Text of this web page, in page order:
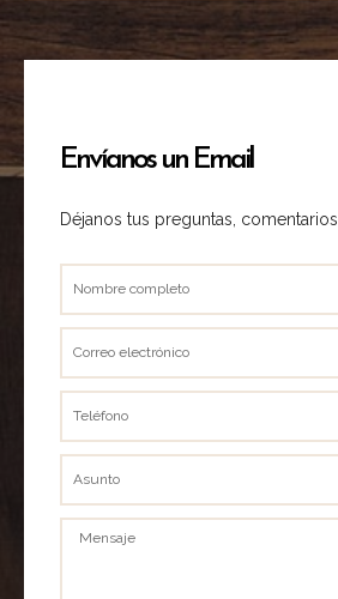
Envíanos un Email
Déjanos tus preguntas, comentarios
Mensaje